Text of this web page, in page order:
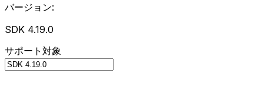
バージョン:
SDK 4.19.0
サポート対象